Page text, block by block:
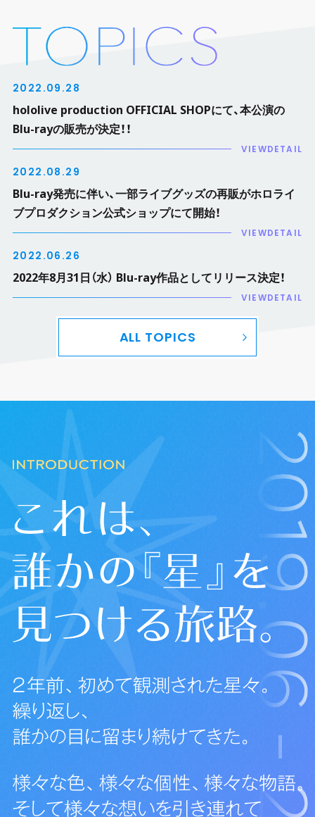
2022.09.28
hololive production OFFICIAL SHOPにて、本公演の
Blu-rayの販売が決定！！
VIEWDETAIL
2022.08.29
Blu-ray発売に伴い、一部ライブグッズの再販がホロライ
ブプロダクション公式ショップにて開始！
VIEWDETAIL
2022.06.26
2022年8月31日（水） Blu-ray作品としてリリース決定！
VIEWDETAIL
ALL TOPICS